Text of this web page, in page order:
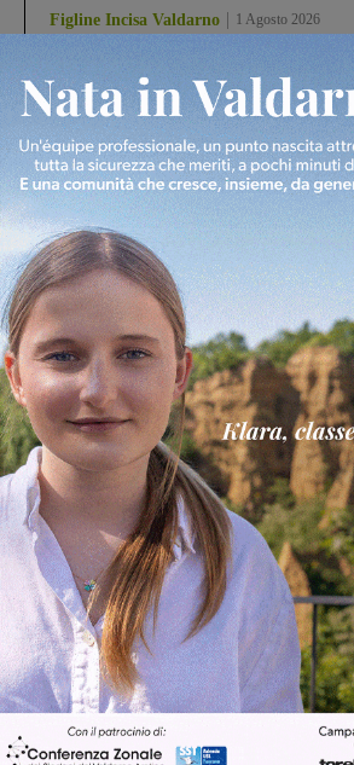
Figline Incisa Valdarno 1 Agosto 2026
Piscina di Figline finanziata
Pnrr, il gruppo di Fratelli
ringraziamento al Governo”
Cronaca 3 Agosto 2026
Scomparso da una struttura di
Fiorentino l’uomo che aveva
Levane nel 2020
Cronaca 4 Agosto 2026
Un anno fa la strage in A1 in
Gianni, Giulia e Franco. Lo
processo, lo stop ai sorpassi fra
Articolo precedente
L’archeologia nei territori caldi del
Medio e Vicino Oriente: in guerra
contro l’ignoranza e la dispersione dei
patrimoni
Ultime Notizie